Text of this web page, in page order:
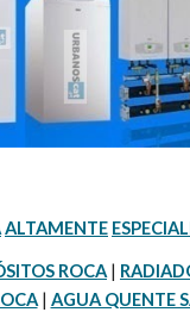
ALTAMENTE
ROCA |
| AGUA QUENTE